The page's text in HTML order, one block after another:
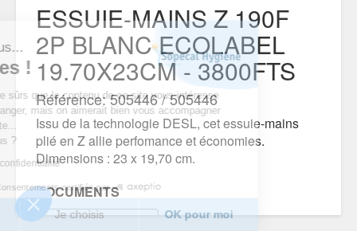
nous...
!
d’être sûrs que le contenu de ce site vous intéresse
déranger, mais on aimerait bien vous accompagner
visite...
vous ?
de confidentialité
Consentements certifiés par
Je choisis OK pour moi
ESSUIE-MAINS Z 190F
2P BLANC ECOLABEL
19.70X23CM - 3800FTS
Référence: 505446 / 505446
Issu de la technologie DESL, cet essuie-mains
plié en Z allie perfomance et économies.
Dimensions : 23 x 19,70 cm.
DOCUMENTS
FICHE TECHNIQUE